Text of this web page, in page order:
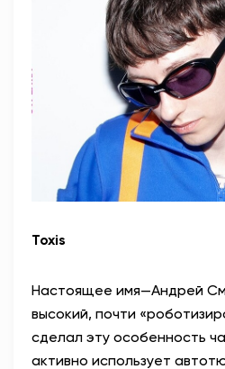
Toxis
Настоящее имя—Андрей
высокий, почти
сделал эту особенность
активно использует